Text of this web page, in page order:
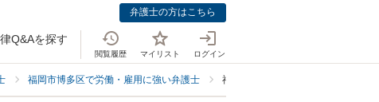
弁護士の方はこちら
Q&Aを探す
閲覧履歴 マイリスト ログイン
福岡市博多区で労働・雇用に強い弁護士 福岡市博多区で労働審判に強い弁護